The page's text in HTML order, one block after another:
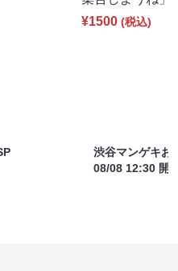
¥1500 (税込)